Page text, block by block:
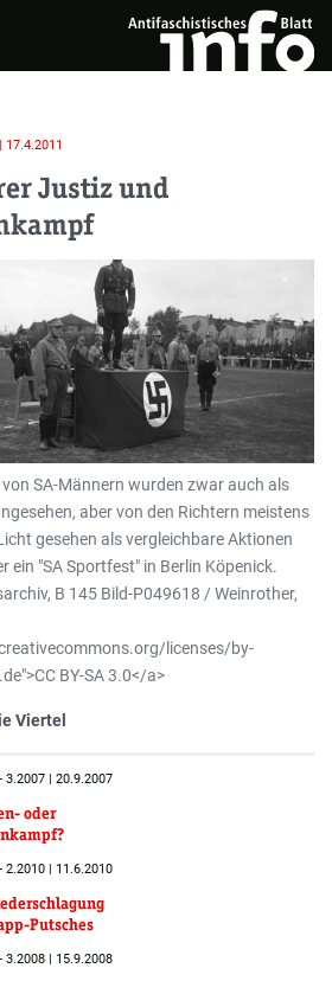
öffnen
17.4.2011
Justiz und
SA-Männern wurden zwar auch als
aber von den Richtern meistens
gesehen als vergleichbare Aktionen
ein "SA Sportfest" in Berlin Köpenick.
B 145 Bild-P049618 / Weinrother,
licenses/by-
BY-SA 3.0</a>
Viertel
3.2007 | 20.9.2007
oder
2.2010 | 11.6.2010
Putsches
3.2008 | 15.9.2008